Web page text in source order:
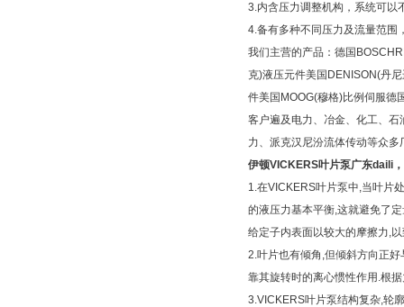
3.内含压力调整机构，系统可以
4.备有多种不同压力及流量范围
我们主营的产品：德国
克)液压元件美国DENISON(丹
件美国MOOG(穆格)比例伺服德
客户遍及电力、冶金、化工、
力、派克汉尼汾流体传动等众
伊顿VICKERS叶片泵广东daili ，
1.在VICKERS叶片泵中,当叶片
的液压力基本平衡,这就避免了
给定子内表面以较大的摩擦力,
2.叶片也有倾角,但倾斜方向正
靠其旋转时的离心惯性作用.根
3.VICKERS叶片泵结构复杂,轮